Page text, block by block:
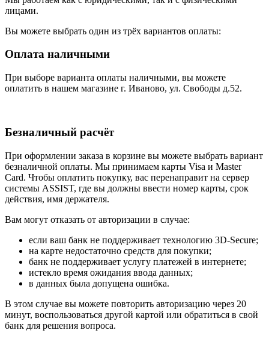
лицами.
Вы можете выбрать один из трёх вариантов оплаты:
Оплата наличными
При выборе варианта оплаты наличными, вы можете
оплатить в нашем магазине г. Иваново, ул. Свободы д.52.
Безналичный расчёт
При оформлении заказа в корзине вы можете выбрать вариант
безналичной оплаты. Мы принимаем карты Visa и Master
Card. Чтобы оплатить покупку, вас перенаправит на сервер
системы ASSIST, где вы должны ввести номер карты, срок
действия, имя держателя.
Вам могут отказать от авторизации в случае:
если ваш банк не поддерживает технологию 3D-Secure;
на карте недостаточно средств для покупки;
банк не поддерживает услугу платежей в интернете;
истекло время ожидания ввода данных;
в данных была допущена ошибка.
В этом случае вы можете повторить авторизацию через 20
минут, воспользоваться другой картой или обратиться в свой
банк для решения вопроса.